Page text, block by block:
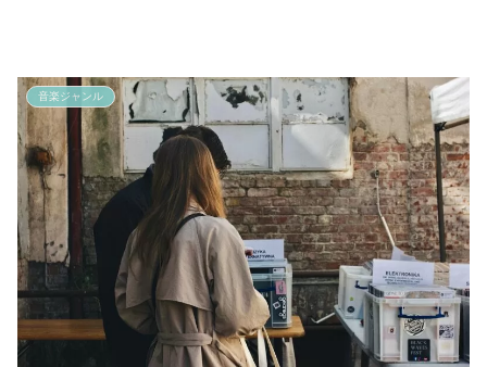
音楽ジャンル